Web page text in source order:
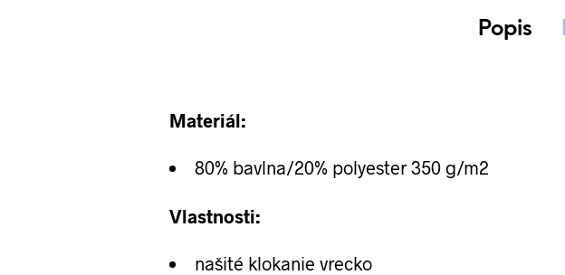
Popis
Materiál:
80% bavlna/20% polyester 350 g/m2
Vlastnosti:
našité klokanie vrecko